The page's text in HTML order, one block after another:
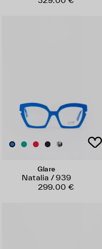
Glare
Natalia / 939
299.00 €